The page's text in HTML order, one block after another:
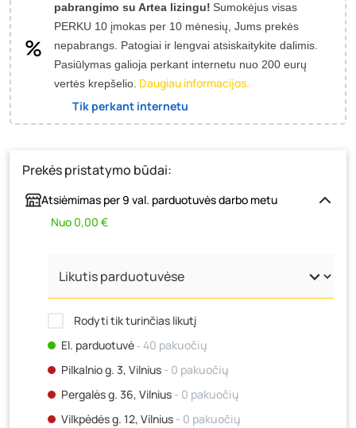
pabrangimo su Artea lizingu! Sumokėjus visas
PERKU 10 įmokas per 10 mėnesių, Jums prekės
nepabrangs. Patogiai ir lengvai atsiskaitykite dalimis.
Pasiūlymas galioja perkant internetu nuo 200 eurų
vertės krepšelio. Daugiau informacijos.
Tik perkant internetu
Prekės pristatymo būdai:
Atsiėmimas per 9 val. parduotuvės darbo metu
Nuo 0,00 €
Rodyti tik turinčias likutį
El. parduotuvė‐ 40 pakuočių
Pilkalnio g. 3, Vilnius - 0 pakuočių
Pergalės g. 36, Vilnius - 0 pakuočių
Vilkpėdės g. 12, Vilnius - 0 pakuočių